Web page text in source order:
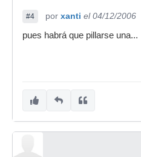
#4 por xanti el 04/12/2006
pues habrá que pillarse una...